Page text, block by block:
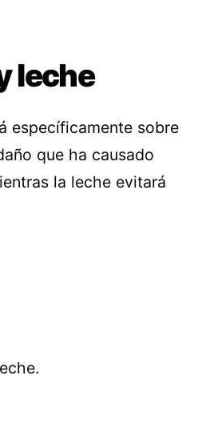
leche
específicamente sobre
que ha causado
la leche evitará